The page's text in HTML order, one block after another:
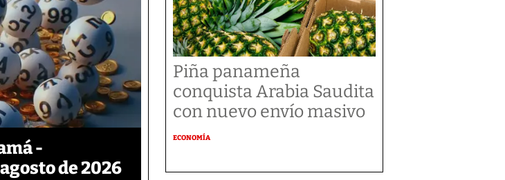
-
de 2026
Piña panameña
conquista Arabia Saudita
con nuevo envío masivo
ECONOMÍA